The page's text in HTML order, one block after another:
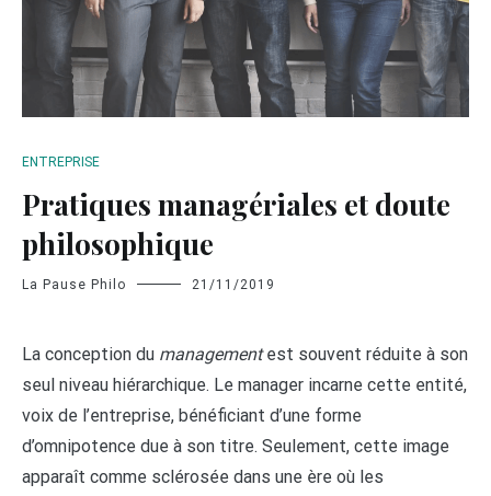
ENTREPRISE
Pratiques managériales et doute
philosophique
La Pause Philo 21/11/2019
La conception du managementest souvent réduite à son
seul niveau hiérarchique. Le manager incarne cette entité,
voix de l’entreprise, bénéficiant d’une forme
d’omnipotence due à son titre. Seulement, cette image
apparaît comme sclérosée dans une ère où les